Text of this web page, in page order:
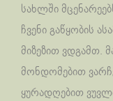
სახლში
ჩვენი გაწყობის
მიზეზით ვდგამთ.
მონდომებით
ყურადღებით